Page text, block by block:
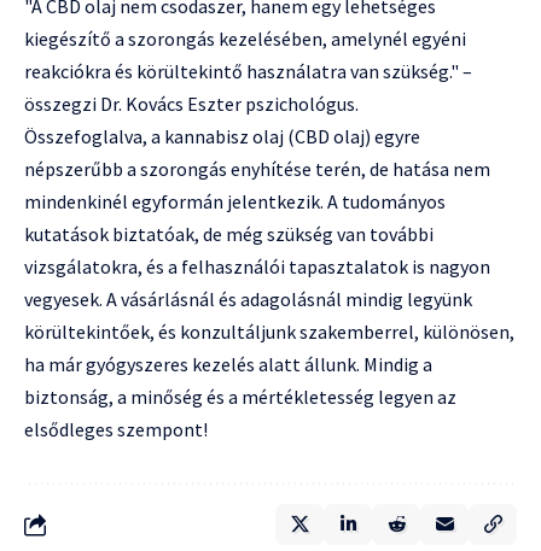
"A CBD olaj nem csodaszer, hanem egy lehetséges
kiegészítő a szorongás kezelésében, amelynél egyéni
reakciókra és körültekintő használatra van szükség." –
összegzi Dr. Kovács Eszter pszichológus.
Összefoglalva, a kannabisz olaj (CBD olaj) egyre
népszerűbb a szorongás enyhítése terén, de hatása nem
mindenkinél egyformán jelentkezik. A tudományos
kutatások biztatóak, de még szükség van további
vizsgálatokra, és a felhasználói tapasztalatok is nagyon
vegyesek. A vásárlásnál és adagolásnál mindig legyünk
körültekintőek, és konzultáljunk szakemberrel, különösen,
ha már gyógyszeres kezelés alatt állunk. Mindig a
biztonság, a minőség és a mértékletesség legyen az
elsődleges szempont!